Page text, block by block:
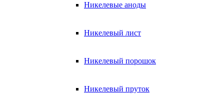
Никелевые аноды
Никелевый лист
Никелевый порошок
Никелевый пруток